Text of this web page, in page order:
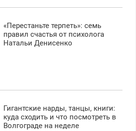
«Перестаньте терпеть»: семь
правил счастья от психолога
Натальи Денисенко
Гигантские нарды, танцы, книги:
куда сходить и что посмотреть в
Волгограде на неделе